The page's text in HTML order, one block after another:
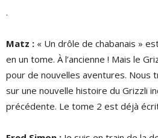
.
Matz : « Un drôle de chabanais »
en un tome. À l’ancienne ! Mais le
pour de nouvelles aventures. Nous
sur une nouvelle histoire du Grizzli
précédente. Le tome 2 est déjà